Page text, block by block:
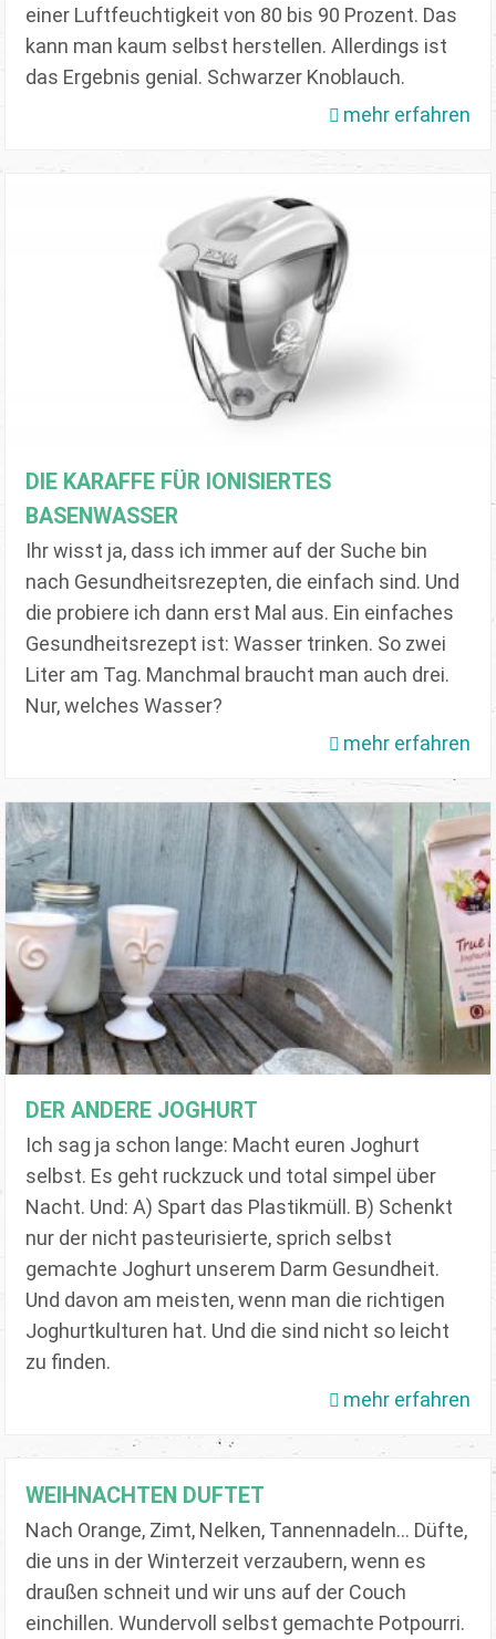
einer Luftfeuchtigkeit von 80 bis 90 Prozent. Das
kann man kaum selbst herstellen. Allerdings ist
das Ergebnis genial. Schwarzer Knoblauch.
mehr erfahren
DIE KARAFFE FÜR IONISIERTES
BASENWASSER
Ihr wisst ja, dass ich immer auf der Suche bin
nach Gesundheitsrezepten, die einfach sind. Und
die probiere ich dann erst Mal aus. Ein einfaches
Gesundheitsrezept ist: Wasser trinken. So zwei
Liter am Tag. Manchmal braucht man auch drei.
Nur, welches Wasser?
mehr erfahren
DER ANDERE JOGHURT
Ich sag ja schon lange: Macht euren Joghurt
selbst. Es geht ruckzuck und total simpel über
Nacht. Und: A) Spart das Plastikmüll. B) Schenkt
nur der nicht pasteurisierte, sprich selbst
gemachte Joghurt unserem Darm Gesundheit.
Und davon am meisten, wenn man die richtigen
Joghurtkulturen hat. Und die sind nicht so leicht
zu finden.
mehr erfahren
WEIHNACHTEN DUFTET
Nach Orange, Zimt, Nelken, Tannennadeln... Düfte,
die uns in der Winterzeit verzaubern, wenn es
draußen schneit und wir uns auf der Couch
einchillen. Wundervoll selbst gemachte Potpourri.